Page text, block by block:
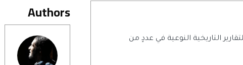
Authors
التاريخية النوعية في عددٍ من